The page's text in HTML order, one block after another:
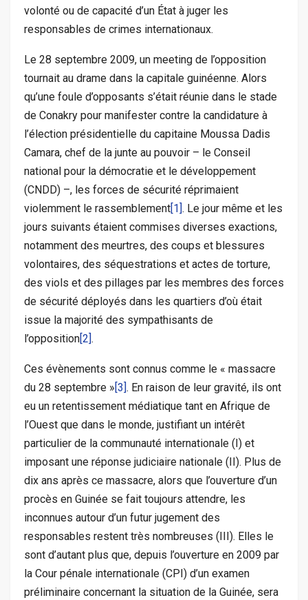
volonté ou de capacité d’un État à juger les
responsables de crimes internationaux.
Le 28 septembre 2009, un meeting de l’opposition
tournait au drame dans la capitale guinéenne. Alors
qu’une foule d’opposants s’était réunie dans le stade
de Conakry pour manifester contre la candidature à
l’élection présidentielle du capitaine Moussa Dadis
Camara, chef de la junte au pouvoir – le Conseil
national pour la démocratie et le développement
(CNDD) –, les forces de sécurité réprimaient
violemment le rassemblement [1] . Le jour même et les
jours suivants étaient commises diverses exactions,
notamment des meurtres, des coups et blessures
volontaires, des séquestrations et actes de torture,
des viols et des pillages par les membres des forces
de sécurité déployés dans les quartiers d’où était
issue la majorité des sympathisants de
l’opposition [2] .
Ces évènements sont connus comme le « massacre
du 28 septembre » [3] . En raison de leur gravité, ils ont
eu un retentissement médiatique tant en Afrique de
l’Ouest que dans le monde, justifiant un intérêt
particulier de la communauté internationale (I) et
imposant une réponse judiciaire nationale (II). Plus de
dix ans après ce massacre, alors que l’ouverture d’un
procès en Guinée se fait toujours attendre, les
inconnues autour d’un futur jugement des
responsables restent très nombreuses (III). Elles le
sont d’autant plus que, depuis l’ouverture en 2009 par
la Cour pénale internationale (CPI) d’un examen
préliminaire concernant la situation de la Guinée, sera